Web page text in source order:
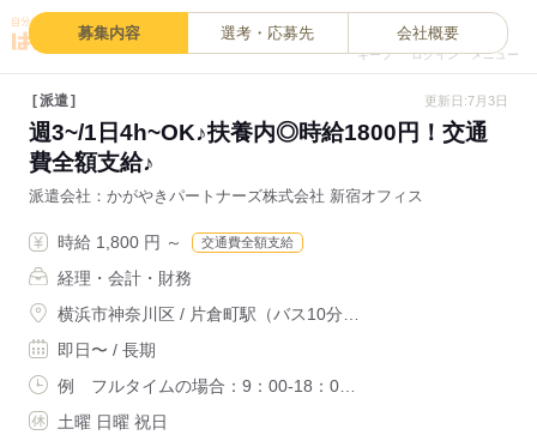
キープ ログイン メニュー
募集内容 選考・応募先 会社概要
派遣 更新日:7月3日
週3~/1日4h~OK♪扶養内◎時給1800円！交通
費全額支給♪
派遣会社 かがやきパートナーズ株式会社 新宿オフィス
時給 1,800 円 ～ 交通費全額支給
経理・会計・財務
横浜市神奈川区 / 片倉町駅（バス10分…
即日〜 / 長期
例 フルタイムの場合：9：00-18：0…
土曜 日曜 祝日